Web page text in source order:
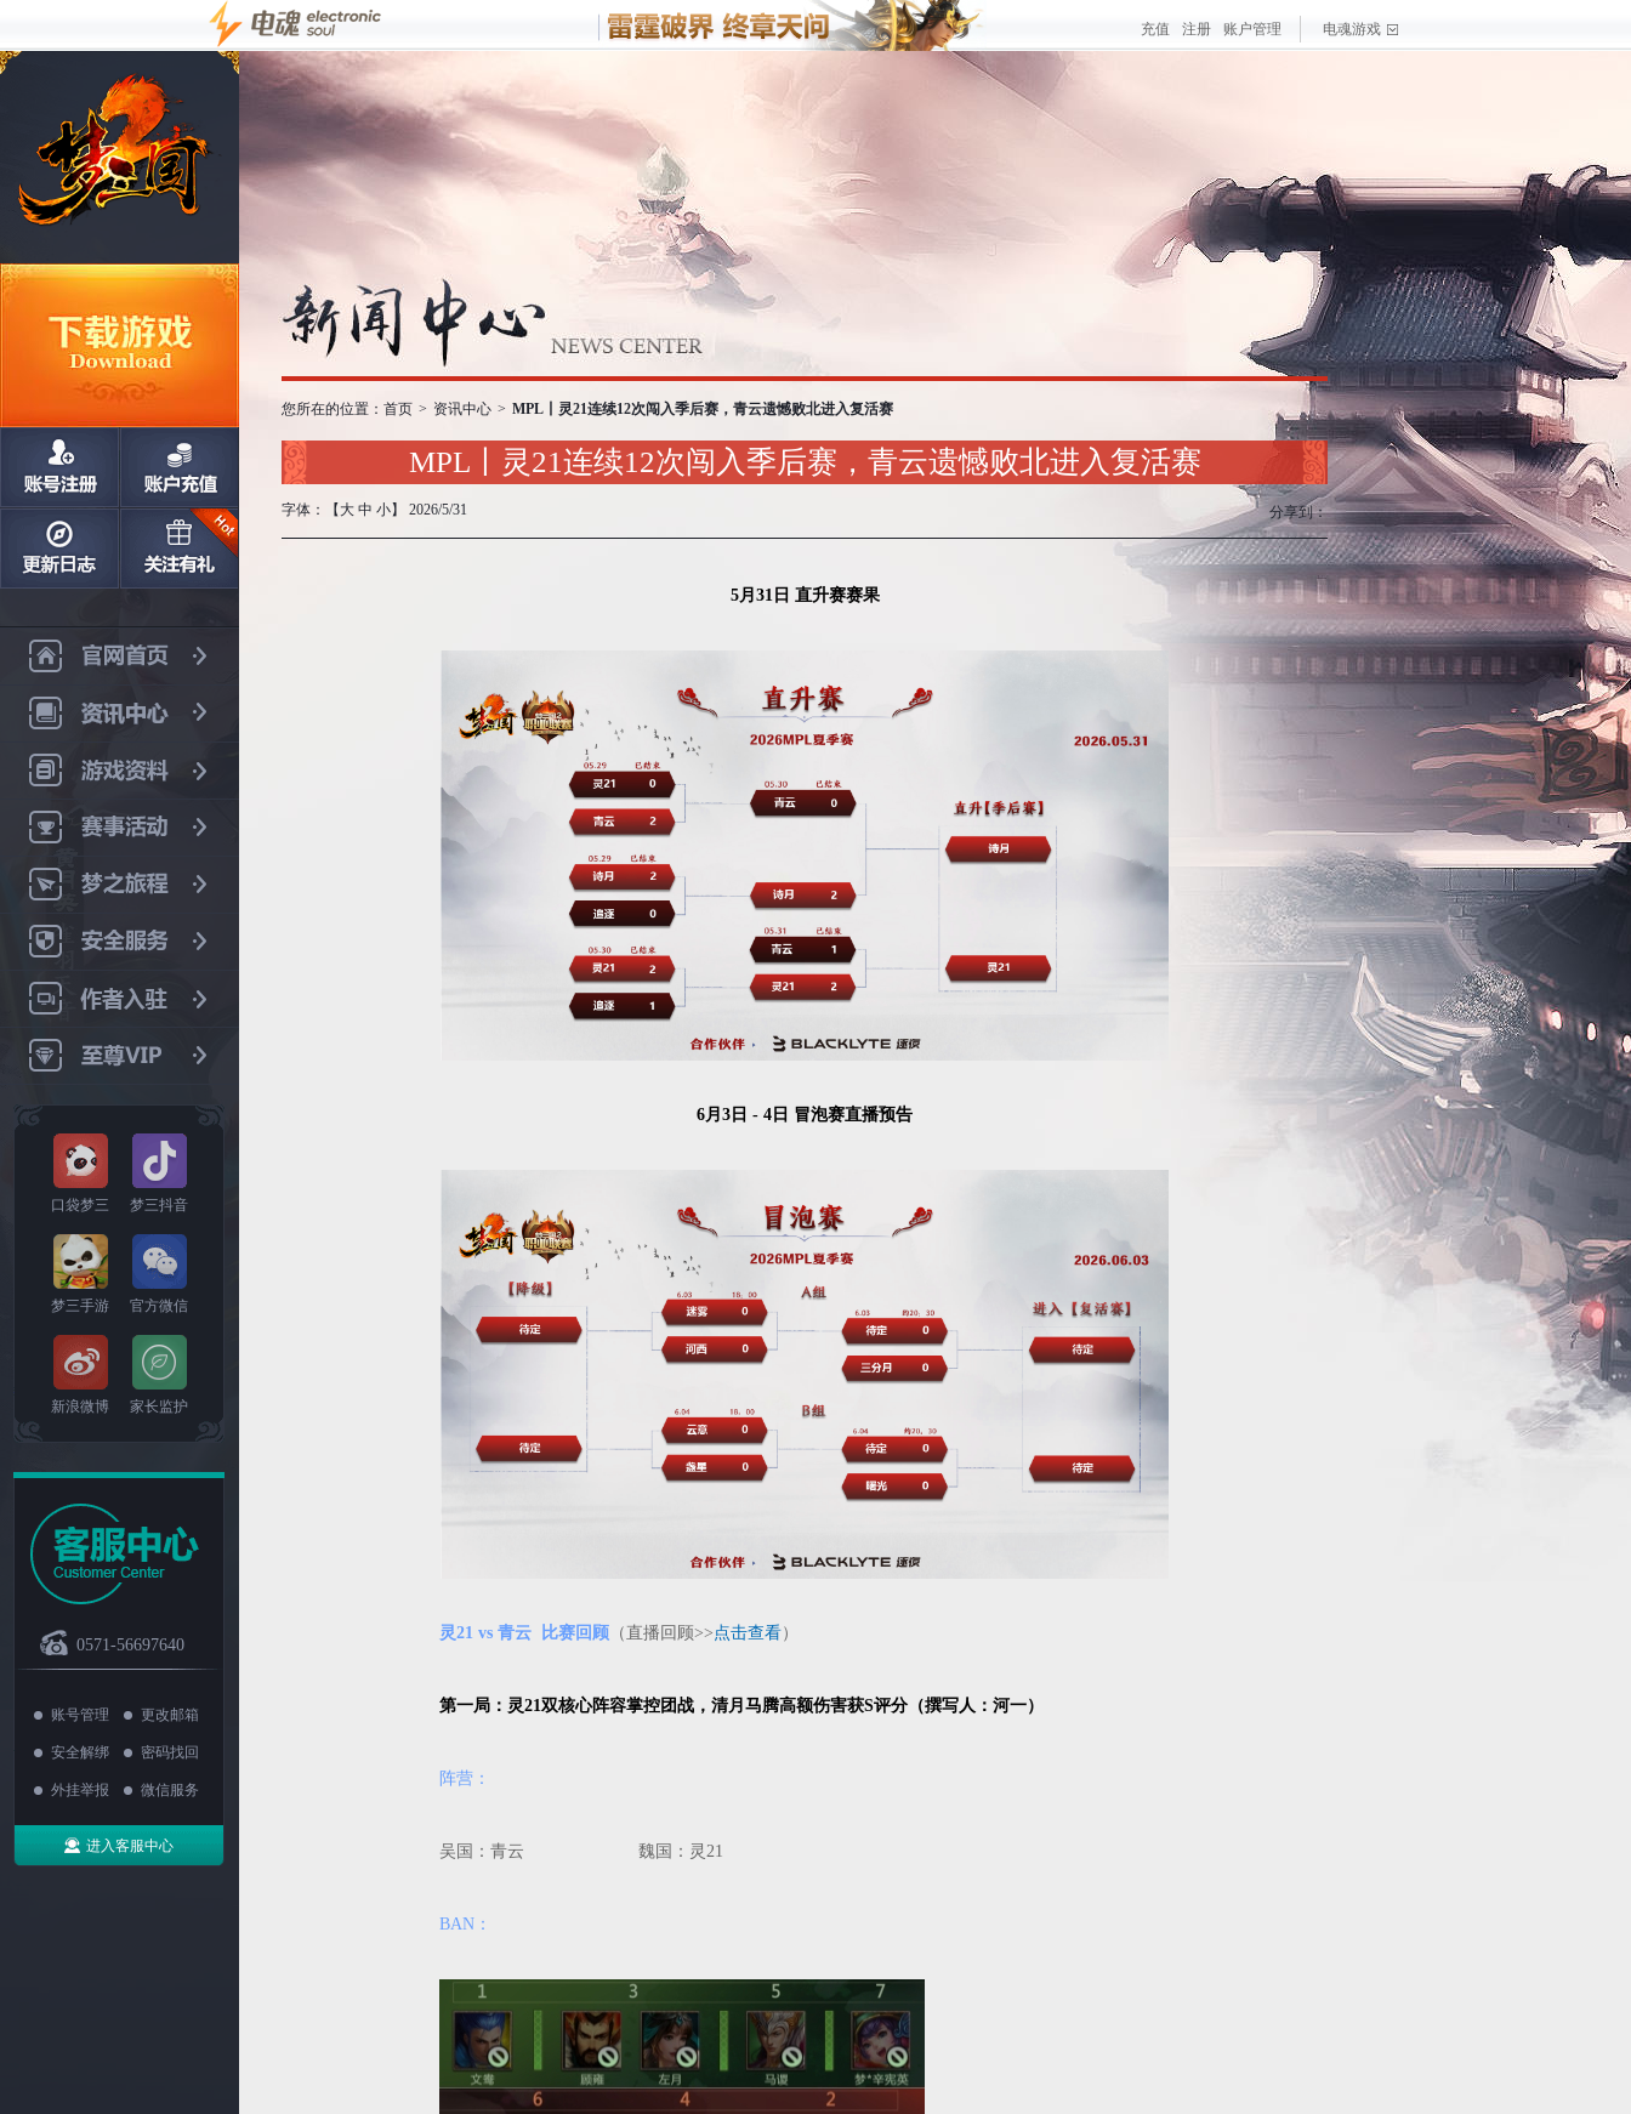
口袋梦三 梦三抖音
梦三手游 官方微信
新浪微博 家长监护
0571-56697640
账号管理 更改邮箱
安全解绑 密码找回
外挂举报 微信服务
进入客服中心
您所在的位置： 首页 > 资讯中心 > MPL丨灵21连续12次闯入季后赛，青云遗憾败北进入复活赛
MPL丨灵21连续12次闯入季后赛，青云遗憾败北进入复活赛
字体：【 大 中 小】 2026/5/31 分享到：
5月31日 直升赛赛果
6月3日 - 4日 冒泡赛直播预告
灵21 vs 青云 比赛回顾 （直播回顾>>点击查看）
第一局：灵21双核心阵容掌控团战，清月马腾高额伤害获S评分（撰写人：河一）
阵营：
吴国：青云 魏国：灵21
BAN：
电魂游戏
充值 注册 账户管理